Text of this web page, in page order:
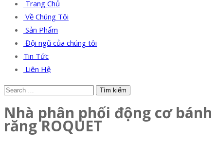
Trang Chủ
Về Chúng Tôi
Sản Phẩm
Đội ngũ của chúng tôi
Tin Tức
Liên Hệ
Nhà phân phối động cơ bánh
răng ROQUET